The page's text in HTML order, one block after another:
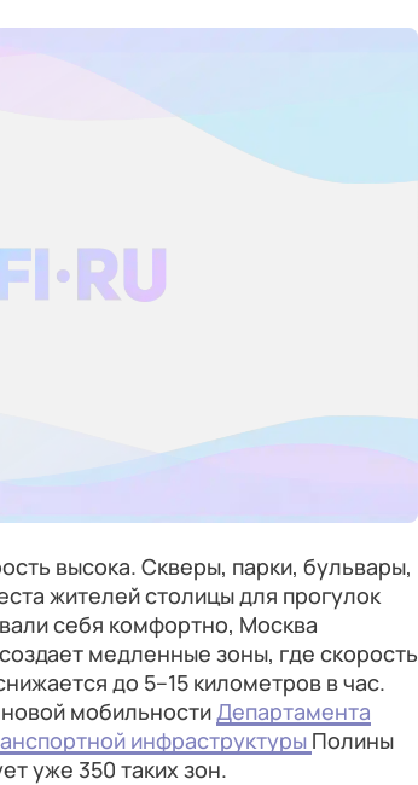
высока. Скверы, парки, бульвары,
жителей столицы для прогулок
себя комфортно, Москва
медленные зоны, где скорость
до 5–15 километров в час.
мобильностиДепартамента
инфраструктуры Полины
уже 350 таких зон.